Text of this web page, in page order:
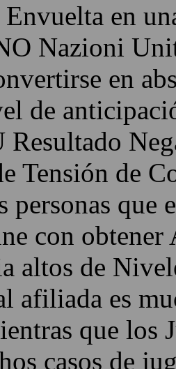
en
Nazioni
en
de
Tensión de
personas
con
altos de
afiliada es
que los
casos de